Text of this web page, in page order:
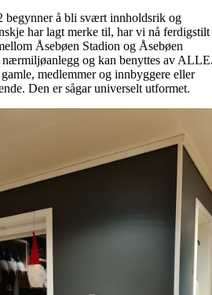
begynner å bli svært innholdsrik og
har lagt merke til, har vi nå ferdigstilt
Åsebøen Stadion og Åsebøen
nærmiljøanlegg og kan benyttes av
medlemmer og innbyggere eller
Den er sågar universelt utformet.